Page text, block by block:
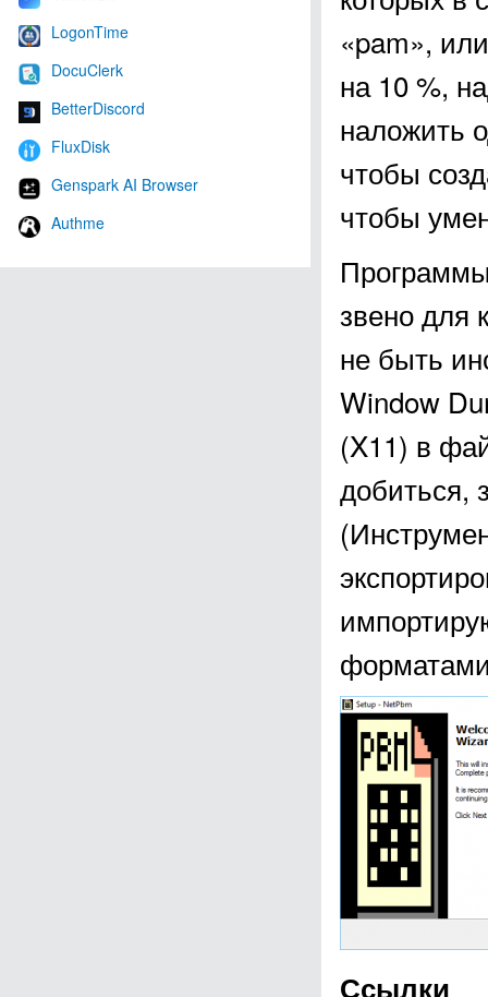
LogonTime
DocuClerk
BetterDiscord
FluxDisk
Genspark AI Browser
Authme
«pam»,
на 10 %,
наложить
чтобы
чтобы
звено для
не быть
Window
(X11) в
добиться,
Ссылки